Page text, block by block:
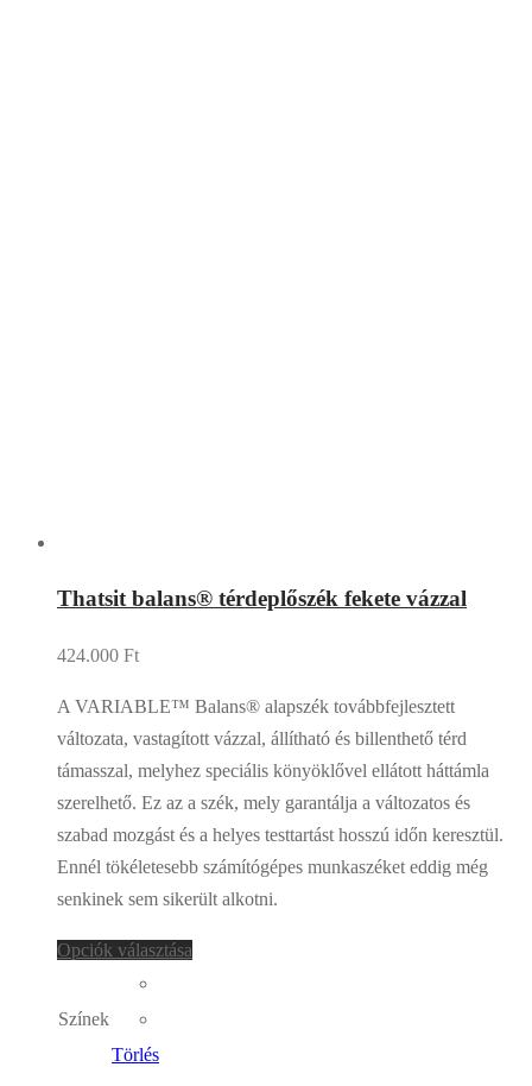
Thatsit balans® térdeplőszék fekete vázzal
424.000 Ft
A VARIABLE™ Balans® alapszék továbbfejlesztett
változata, vastagított vázzal, állítható és billenthető térd
támasszal, melyhez speciális könyöklővel ellátott háttámla
szerelhető. Ez az a szék, mely garantálja a változatos és
szabad mozgást és a helyes testtartást hosszú időn keresztül.
Ennél tökéletesebb számítógépes munkaszéket eddig még
senkinek sem sikerült alkotni.
Opciók választása
Színek
Törlés